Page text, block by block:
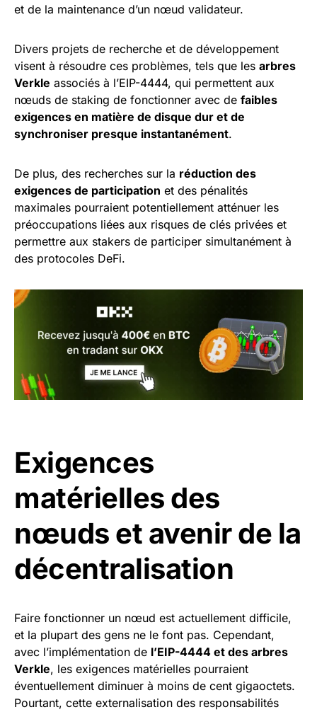
et de la maintenance d’un nœud validateur.
Divers projets de recherche et de développement
visent à résoudre ces problèmes, tels que les arbres
Verkle associés à l’EIP-4444, qui permettent aux
nœuds de staking de fonctionner avec de faibles
exigences en matière de disque dur et de
synchroniser presque instantanément.
De plus, des recherches sur la réduction des
exigences de participation et des pénalités
maximales pourraient potentiellement atténuer les
préoccupations liées aux risques de clés privées et
permettre aux stakers de participer simultanément à
des protocoles DeFi.
Exigences
matérielles des
nœuds et avenir de la
décentralisation
Faire fonctionner un nœud est actuellement difficile,
et la plupart des gens ne le font pas. Cependant,
avec l’implémentation de l’EIP-4444 et des arbres
Verkle, les exigences matérielles pourraient
éventuellement diminuer à moins de cent gigaoctets.
Pourtant, cette externalisation des responsabilités